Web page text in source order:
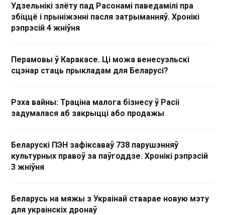
Удзельнікі злёту пад Расонамі паведамілі пра
збіццё і прыніжэнні пасля затрыманняў. Хронікі
рэпрэсій 4 жніўня
Перамовы ў Каракасе. Ці можа венесуэльскі
сцэнар стаць прыкладам для Беларусі?
Рэха вайны: Траціна малога бізнесу ў Расіі
задумалася аб закрыцці або продажы
Беларускі ПЭН зафіксаваў 738 парушэнняў
культурных правоў за паўгоддзе. Хронікі рэпрэсій
3 жніўня
Беларусь на мяжы з Украінай стварае новую мэту
для украінскіх дронаў